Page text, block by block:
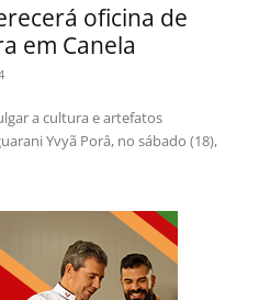
oficina de
em Canela
a cultura e artefatos
Yvyã Porâ, no sábado (18),